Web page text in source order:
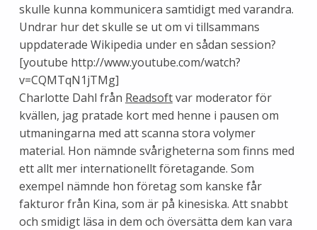
skulle kunna kommunicera samtidigt med varandra.
Undrar hur det skulle se ut om vi tillsammans
uppdaterade Wikipedia under en sådan session?
[youtube http://www.youtube.com/watch?
v=CQMTqN1jTMg]
Charlotte Dahl från Readsoftvar moderator för
kvällen, jag pratade kort med henne i pausen om
utmaningarna med att scanna stora volymer
material. Hon nämnde svårigheterna som finns med
ett allt mer internationellt företagande. Som
exempel nämnde hon företag som kanske får
fakturor från Kina, som är på kinesiska. Att snabbt
och smidigt läsa in dem och översätta dem kan vara